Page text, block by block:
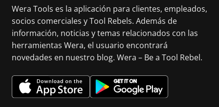
Wera Tools es la aplicación para clientes, empleados,
socios comerciales y Tool Rebels. Además de
información, noticias y temas relacionados con las
herramientas Wera, el usuario encontrará
novedades en nuestro blog. Wera – Be a Tool Rebel.